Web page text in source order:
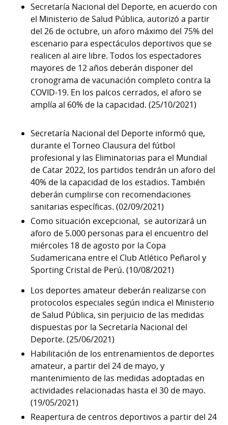
Secretaría Nacional del Deporte, en acuerdo con
el Ministerio de Salud Pública, autorizó a partir
del 26 de octubre, un aforo máximo del 75% del
escenario para espectáculos deportivos que se
realicen al aire libre. Todos los espectadores
mayores de 12 años deberán disponer del
cronograma de vacunación completo contra la
COVID-19. En los palcos cerrados, el aforo se
amplía al 60% de la capacidad. (25/10/2021)
Secretaría Nacional del Deporte informó que,
durante el Torneo Clausura del fútbol
profesional y las Eliminatorias para el Mundial
de Catar 2022, los partidos tendrán un aforo del
40% de la capacidad de los estadios. También
deberán cumplirse con recomendaciones
sanitarias específicas. (02/09/2021)
Como situación excepcional, se autorizará un
aforo de 5.000 personas para el encuentro del
miércoles 18 de agosto por la Copa
Sudamericana entre el Club Atlético Peñarol y
Sporting Cristal de Perú. (10/08/2021)
Los deportes amateur deberán realizarse con
protocolos especiales según indica el Ministerio
de Salud Pública, sin perjuicio de las medidas
dispuestas por la Secretaría Nacional del
Deporte. (25/06/2021)
Habilitación de los entrenamientos de deportes
amateur, a partir del 24 de mayo, y
mantenimiento de las medidas adoptadas en
actividades relacionadas hasta el 30 de mayo.
(19/05/2021)
Reapertura de centros deportivos a partir del 24